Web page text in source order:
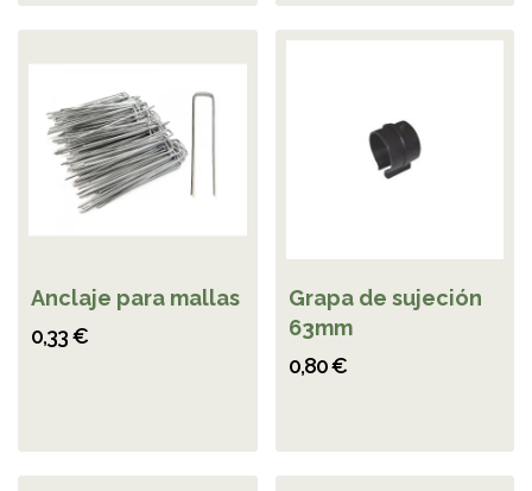
Anclaje para mallas
0,33 €
Grapa de sujeción
63mm
0,80 €